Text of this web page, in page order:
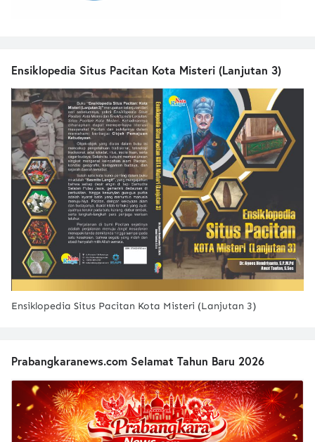
Ensiklopedia Situs Pacitan Kota Misteri (Lanjutan 3)
Ensiklopedia Situs Pacitan Kota Misteri (Lanjutan 3)
Prabangkaranews.com Selamat Tahun Baru 2026